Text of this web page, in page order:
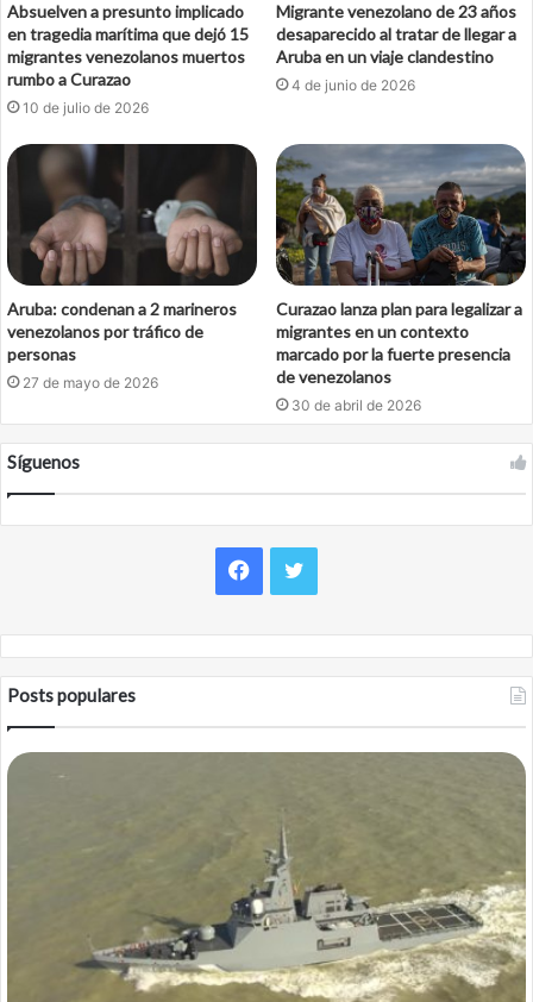
Absuelven a presunto implicado
en tragedia marítima que dejó 15
migrantes venezolanos muertos
rumbo a Curazao
10 de julio de 2026
Migrante venezolano de 23 años
desaparecido al tratar de llegar a
Aruba en un viaje clandestino
4 de junio de 2026
Aruba: condenan a 2 marineros
venezolanos por tráfico de
personas
27 de mayo de 2026
Curazao lanza plan para legalizar a
migrantes en un contexto
marcado por la fuerte presencia
de venezolanos
30 de abril de 2026
Síguenos
Facebook
Twitter
Posts populares